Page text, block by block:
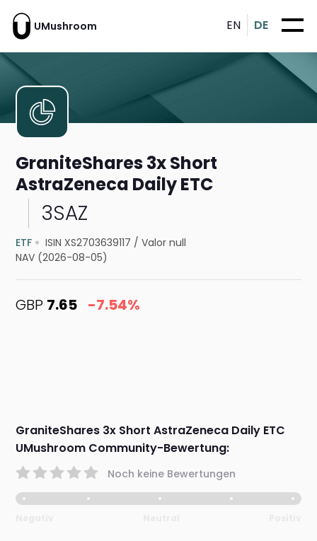
UMushroom EN DE
GraniteShares 3x Short
AstraZeneca Daily ETC
3SAZ
ETF ISIN XS2703639117 /Valor null
NAV (2026-08-05)
GBP 7.65 -7.54%
GraniteShares 3x Short AstraZeneca Daily ETC
UMushroom Community-Bewertung:
Noch keine Bewertungen